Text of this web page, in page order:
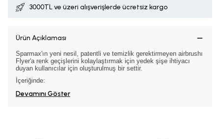
3000TL ve üzeri alışverişlerde ücretsiz kargo
Ürün Açıklaması
Sparmax'ın yeni nesil, patentli ve temizlik gerektirmeyen airbrushı
Flyer'a renk geçişlerini kolaylaştırmak için yedek şişe ihtiyacı
duyan kullanıcılar için oluşturulmuş bir settir.
İçeriğinde:
Devamını Göster